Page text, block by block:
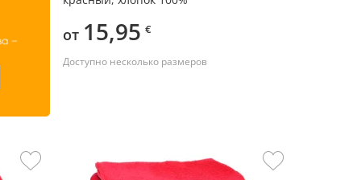
от 15,95 €
Доступно несколько размеров